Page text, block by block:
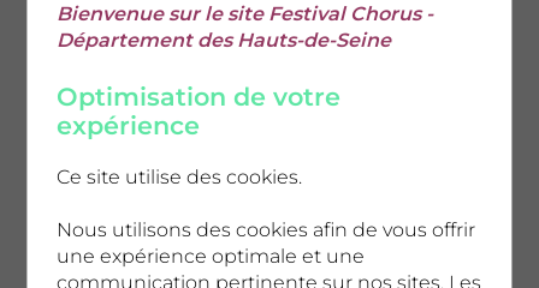
Moussa, finaliste du Prix Chorus 2022.
Bienvenue sur le site Festival Chorus -
Département des Hauts-de-Seine
Optimisation de votre
expérience
Ce site utilise des cookies.
Nous utilisons des cookies afin de vous offrir
une expérience optimale et une
communication pertinente sur nos sites. Les